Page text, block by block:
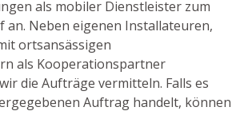
als mobiler Dienstleister zum
Neben eigenen Installateuren,
ortsansässigen
als Kooperationspartner
die Aufträge vermitteln. Falls es
Auftrag handelt, können